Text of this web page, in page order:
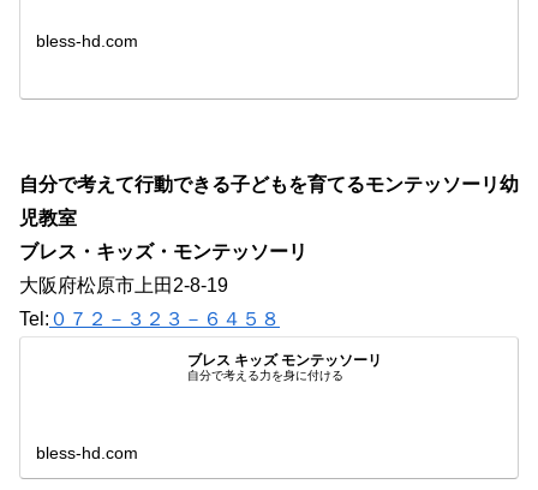
bless-hd.com
自分で考えて行動できる子どもを育てるモンテッソーリ幼
児教室
ブレス・キッズ・モンテッソーリ
大阪府松原市上田2-8-19
Tel: ０７２－３２３－６４５８
ブレス キッズ モンテッソーリ
自分で考える力を身に付ける
bless-hd.com